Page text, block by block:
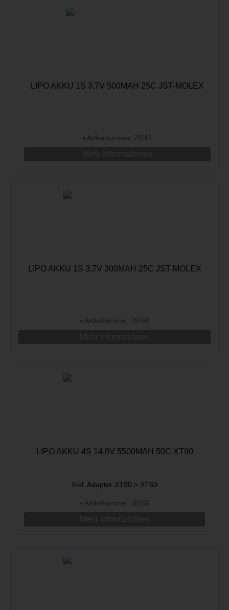
LIPO AKKU 1S 3,7V 500MAH 25C JST-MOLEX
• Artikelnummer: 28161
LIPO AKKU 1S 3,7V 300MAH 25C JST-MOLEX
• Artikelnummer: 28160
LIPO AKKU 4S 14,8V 5500MAH 50C XT90
Inkl. Adapter XT90 > XT60
• Artikelnummer: 28150